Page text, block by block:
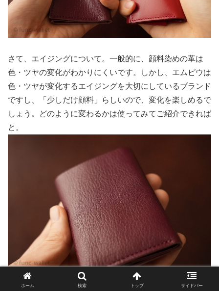
さて、エイジングについて。一般的に、顔料染めの革は
色・ツヤの変化がわかりにくいです。しかし、エムピウは
色・ツヤが変化するエイジングを大切にしているブランド
ですし、「少しだけ顔料」らしいので、変化を楽しめるで
しょう。どのように変わるかは使ってみてご紹介できれば
と。
ホーム 検索 トップ サイドバー